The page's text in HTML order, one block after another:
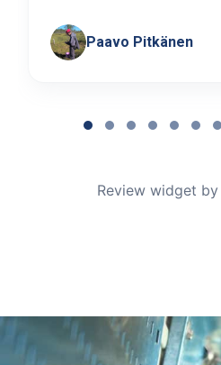
Paavo Pitkänen
Review widget by